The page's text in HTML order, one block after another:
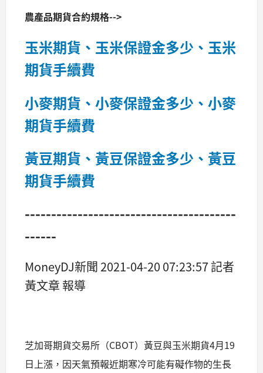
農產品期貨合約規格-->
玉米期貨、玉米保證金多少、玉米
期貨手續費
小麥期貨、小麥保證金多少、小麥
期貨手續費
黃豆期貨、黃豆保證金多少、黃豆
期貨手續費
----------------------------------------
------
MoneyDJ新聞 2021-04-20 07:23:57 記者
黃文章 報導
芝加哥期貨交易所（CBOT）黃豆與玉米期貨4月19
日上漲，因天氣預報近期寒冷可能有礙作物的生長